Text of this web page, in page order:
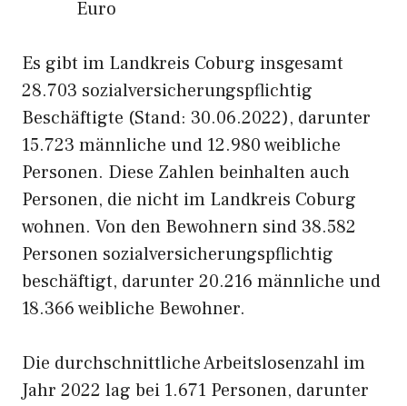
Euro
Es gibt im Landkreis Coburg insgesamt
28.703 sozialversicherungspflichtig
Beschäftigte (Stand: 30.06.2022), darunter
15.723 männliche und 12.980 weibliche
Personen. Diese Zahlen beinhalten auch
Personen, die nicht im Landkreis Coburg
wohnen. Von den Bewohnern sind 38.582
Personen sozialversicherungspflichtig
beschäftigt, darunter 20.216 männliche und
18.366 weibliche Bewohner.
Die durchschnittliche Arbeitslosenzahl im
Jahr 2022 lag bei 1.671 Personen, darunter